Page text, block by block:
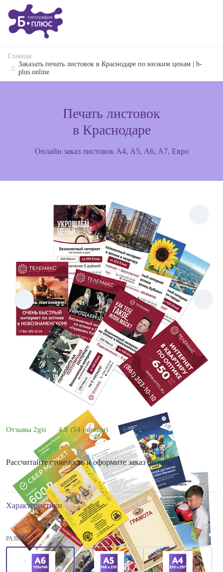
Главная
Заказать печать листовок в Краснодаре по низким ценам | b-
plus.online
Печать листовок
в Краснодаре
Онлайн заказ листовок А4, А5, А6, А7, Евро
Отзывы 2gis 4.8(54 оценки)
Рассчитайте стоимость и оформите заказ онлайн
Характеристики
РАЗМЕР